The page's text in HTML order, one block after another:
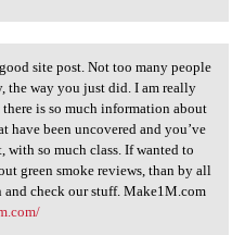
good site
site post. Not too many people
the way you just did. I am really
there is so much information about
have been uncovered and you’ve
with so much class. If wanted to
green smoke reviews, than by all
and check our stuff. Make1M.com